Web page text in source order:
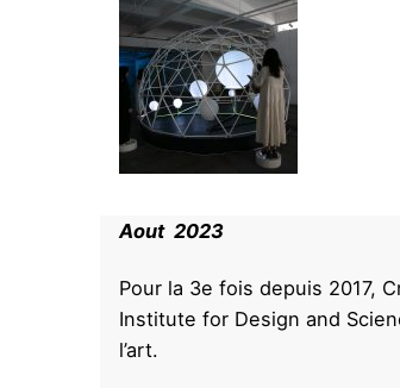
Aout 2023
Pour la 3e fois depuis 2017,
Institute for Design and
l’art.